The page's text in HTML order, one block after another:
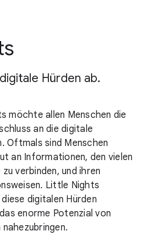
Hürden ab.
möchte allen Menschen die
an die digitale
Oftmals sind Menschen
an Informationen, den vielen
verbinden, und ihren
Little Nights
digitalen Hürden
enorme Potenzial von